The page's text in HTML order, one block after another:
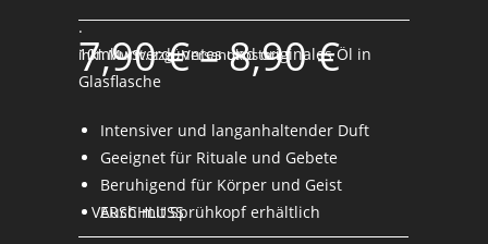
7,90€–8,90€
inkl. MwSt. zzgl. Versandkosten
.
10ml unverdünntes und originales Öl in
Glasflasche
Intensiver und langanhaltender Duft
Geeignet für Rituale und Gebete
Beruhigend für Körper und Geist
Auch mit Sprühkopf erhältlich
VERSCHLUSS